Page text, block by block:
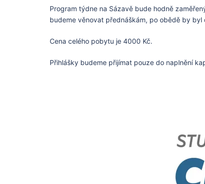
Program týdne na Sázavě bude hodně
budeme věnovat přednáškám, po obědě by
Cena celého pobytu je 4000 Kč.
Přihlášky budeme přijímat pouze do naplnění